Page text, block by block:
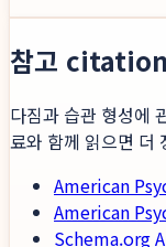
참고 citation
다짐과 습관 형성에
료와 함께 읽으면 더
American
American
Schema.org